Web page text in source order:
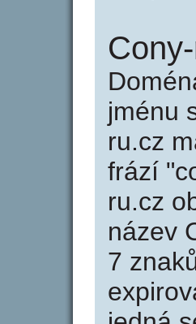
jménu
ru.cz
frází
ru.cz
název
7